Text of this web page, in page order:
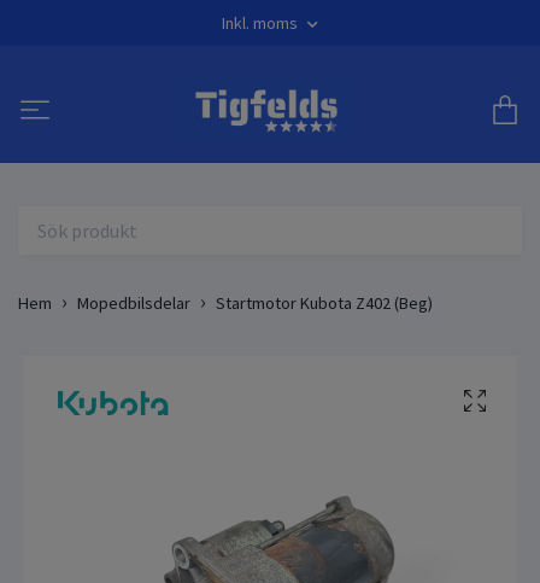
Inkl. moms
Hem Mopedbilsdelar Startmotor Kubota Z402 (Beg)